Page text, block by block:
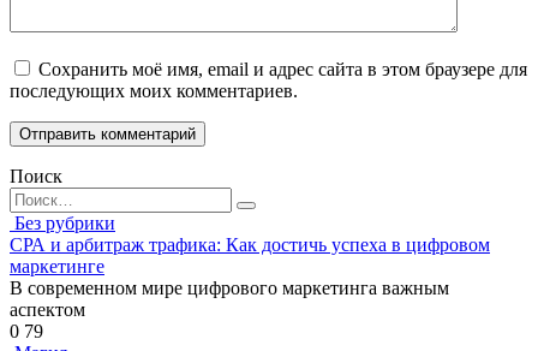
Сохранить моё имя, email и адрес сайта в этом браузере для
последующих моих комментариев.
Поиск
Search
for:
Без рубрики
СРА и арбитраж трафика: Как достичь успеха в цифровом
маркетинге
В современном мире цифрового маркетинга важным
аспектом
0 79